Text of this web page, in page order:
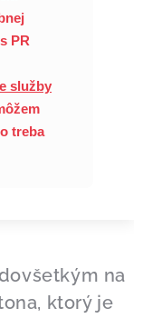
PR
služby
treba
na
ktorý je